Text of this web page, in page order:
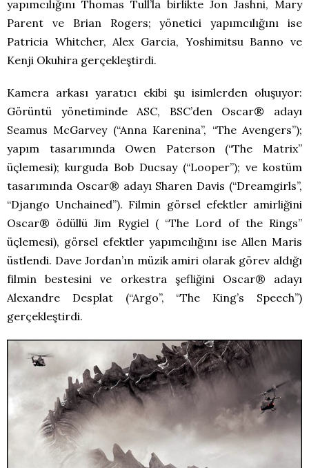
yapımcılığını Thomas Tull’la birlikte Jon Jashni, Mary
Parent ve Brian Rogers; yönetici yapımcılığını ise
Patricia Whitcher, Alex Garcia, Yoshimitsu Banno ve
Kenji Okuhira gerçekleştirdi.
Kamera arkası yaratıcı ekibi şu isimlerden oluşuyor:
Görüntü yönetiminde ASC, BSC’den Oscar® adayı
Seamus McGarvey (“Anna Karenina”, “The Avengers”);
yapım tasarımında Owen Paterson (“The Matrix”
üçlemesi); kurguda Bob Ducsay (“Looper”); ve kostüm
tasarımında Oscar® adayı Sharen Davis (“Dreamgirls”,
“Django Unchained”). Filmin görsel efektler amirliğini
Oscar® ödüllü Jim Rygiel ( “The Lord of the Rings”
üçlemesi), görsel efektler yapımcılığını ise Allen Maris
üstlendi. Dave Jordan’ın müzik amiri olarak görev aldığı
filmin bestesini ve orkestra şefliğini Oscar® adayı
Alexandre Desplat (“Argo”, “The King’s Speech”)
gerçekleştirdi.